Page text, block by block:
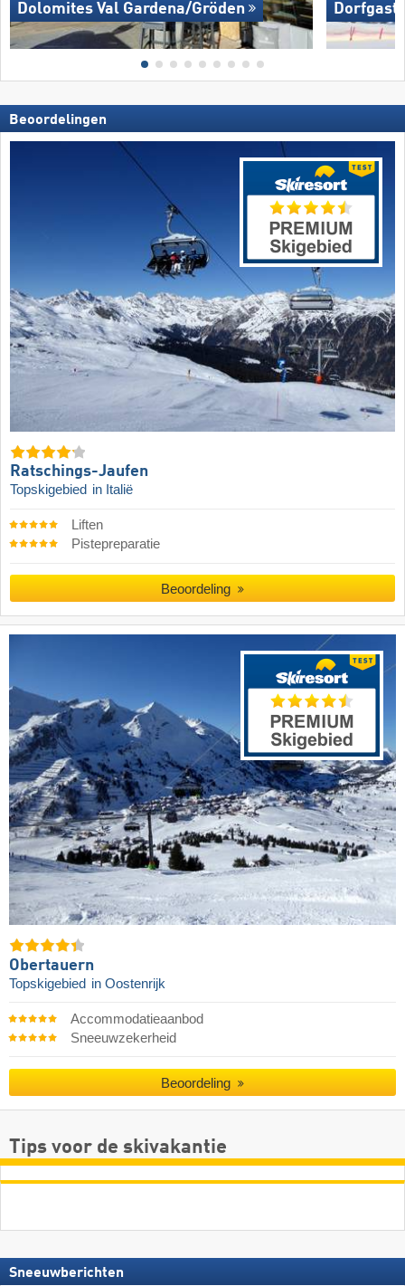
Dolomites Val Gardena/​Gröden
Beoordelingen
Ratschings-Jaufen
Topskigebied in Italië
Liften
Pistepreparatie
Beoordeling
Obertauern
Topskigebied in Oostenrijk
Accommodatieaanbod
Sneeuwzekerheid
Beoordeling
Tips voor de skivakantie
Sneeuwberichten